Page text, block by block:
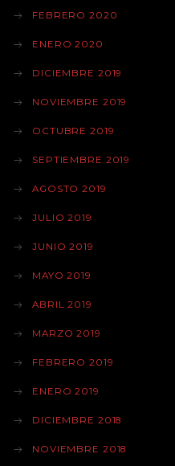
FEBRERO 2020
ENERO 2020
DICIEMBRE 2019
NOVIEMBRE 2019
OCTUBRE 2019
SEPTIEMBRE 2019
AGOSTO 2019
JULIO 2019
JUNIO 2019
MAYO 2019
ABRIL 2019
MARZO 2019
FEBRERO 2019
ENERO 2019
DICIEMBRE 2018
NOVIEMBRE 2018